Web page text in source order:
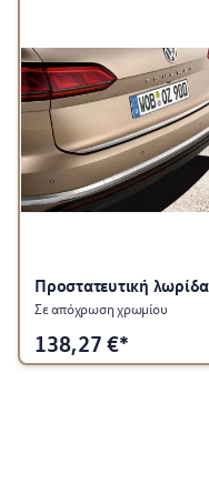
Σε απόχρωση χρωμίου
138,27 €*